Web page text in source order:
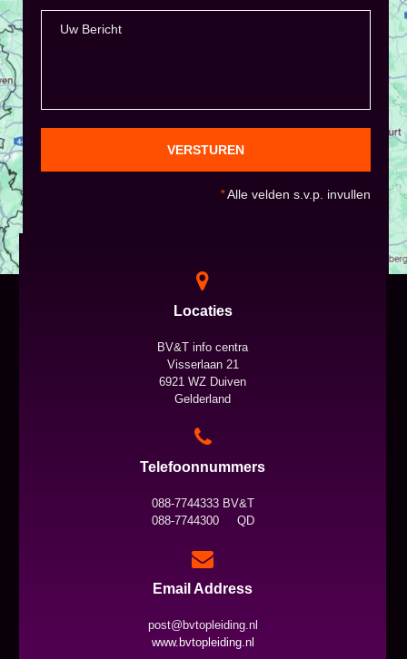
VERSTUREN
*Alle velden s.v.p. invullen
Locaties
BV&T info centra
Visserlaan 21
6921 WZ Duiven
Gelderland
Telefoonnummers
088-7744333 BV&T
088-7744300 QD
Email Address
post@bvtopleiding.nl
www.bvtopleiding.nl